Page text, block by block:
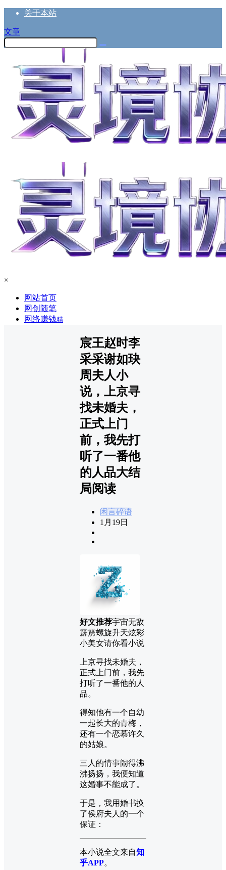
关于本站
文章
×
网站首页
网创随笔
网络赚钱精
宸王赵时李
采采谢如玦
周夫人小
说，上京寻
找未婚夫，
正式上门
前，我先打
听了一番他
的人品大结
局阅读
闲言碎语
1月19日
好文推荐宇宙无敌
霹雳螺旋升天炫彩
小美女请你看小说
上京寻找未婚夫，
正式上门前，我先
打听了一番他的人
品。
得知他有一个自幼
一起长大的青梅，
还有一个恋慕许久
的姑娘。
三人的情事闹得沸
沸扬扬，我便知道
这婚事不能成了。
于是，我用婚书换
了侯府夫人的一个
保证：
本小说全文来自知
乎APP。